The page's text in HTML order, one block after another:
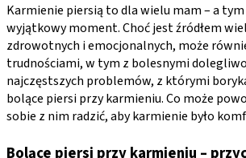
Karmienie piersią to dla wielu mam – a
wyjątkowy moment. Choć jest źródłem
zdrowotnych i emocjonalnych, może
trudnościami, w tym z bolesnymi
najczęstszych problemów, z którymi
bolące piersi przy karmieniu. Co może
sobie z nim radzić, aby karmienie było
Bolące piersi przy karmieniu –